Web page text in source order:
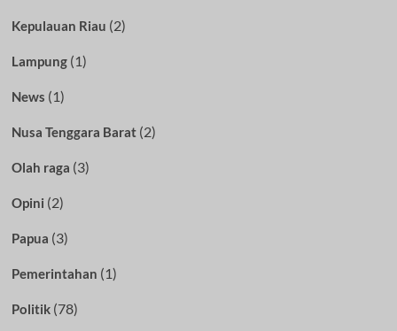
Kepulauan Riau (2)
Lampung(1)
News (1)
Nusa Tenggara Barat(2)
Olah raga (3)
Opini (2)
Papua (3)
Pemerintahan (1)
Politik(78)